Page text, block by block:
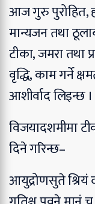
आज गुरु पुरोहित,
मान्यजन तथा
टीका, जमरा तथा
वृद्धि, काम गर्ने
आशीर्वाद लिइन्छ ।
विजयादशमीमा
दिने गरिन्छ–
आयुद्रोणसुते श्रियं